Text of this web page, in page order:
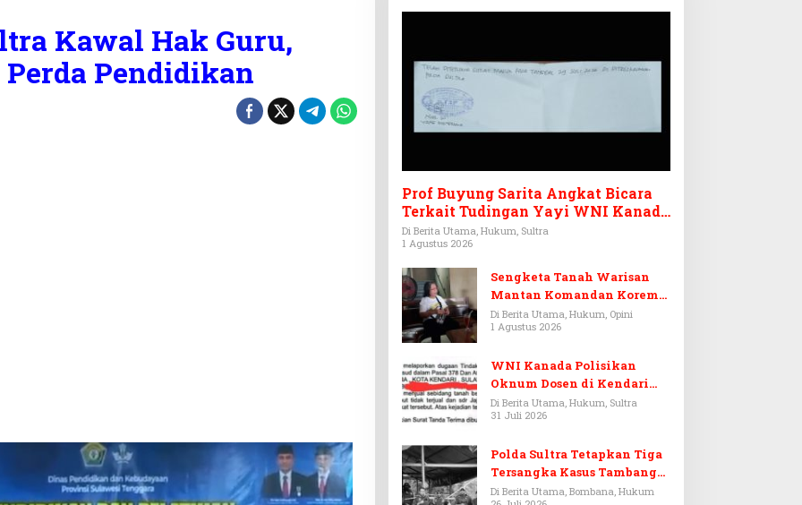
Kawal Hak Guru,
Pendidikan
Prof Buyung Sarita Angkat Bicara
Terkait Tudingan Yayi WNI Kanada
Ditagih Utang Rp3,6 Miliar
Di Berita Utama, Hukum, Sultra
1 Agustus 2026
Sengketa Tanah Warisan
Mantan Komandan Korem
143/HO, Ketika Warisan
Menjadi Arena Pemerasan
Di Berita Utama, Hukum, Opini
1 Agustus 2026
WNI Kanada Polisikan
Oknum Dosen di Kendari
Terkait Aset Puluhan Miliar
Di Berita Utama, Hukum, Sultra
31 Juli 2026
Polda Sultra Tetapkan Tiga
Tersangka Kasus Tambang
Emas Ilegal di Bombana
Di Berita Utama, Bombana, Hukum